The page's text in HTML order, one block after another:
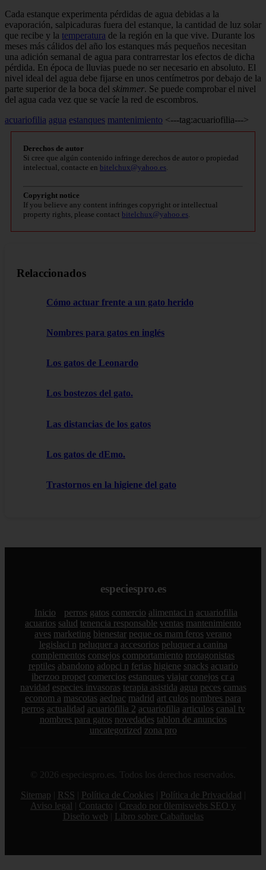
Cada estanque experimenta pérdidas de agua debidas a la
evaporación, salpi­caduras fuera del estanque, la cantidad de luz solar
que recibe y la temperatura de la región en la que vive. Durante los
meses más cálidos del año los estanques más pequeños necesitan
una adición semanal de agua para contrarrestar los efectos de dicha
pérdida. En época de lluvias puede no ser necesario en absolu­to. El
nivel ideal del agua debe fijarse en unos centímetros por debajo de la
parte superior de la boca del skimmer. Se pue­de comprobar el nivel
del agua cada vez que se vacíe la red de escombros.
acuariofilia agua estanques mantenimiento <---tag:acuariofilia--->
Derechos de autor
Si cree que algún contenido infringe derechos de autor o propiedad
intelectual, contacte en bitelchux@yahoo.es.
Copyright notice
If you believe any content infringes copyright or intellectual
property rights, please contact bitelchux@yahoo.es.
Relaccionados
Cómo actuar frente a un gato herido
Nombres para gatos en inglés
Los gatos de Leonardo
Los bostezos del gato.
Las distancias de los gatos
Los gatos de dEmo.
Trastornos en la higiene del gato
especiespro.es
Inicio perros gatos comercio alimentaci n acuariofilia
acuarios salud tenencia responsable ventas mantenimiento
aves marketing bienestar peque os mam feros verano
legislaci n peluquer a accesorios peluquer a canina
complementos consejos comportamiento protagonistas
reptiles abandono adopci n ferias higiene snacks acuario
iberzoo propet comercios estanques viajar conejos cr a
navidad especies invasoras terapia asistida agua peces camas
econom a mascotas aedpac madrid art culos nombres para
perros actualidad acuariofilia 2 acuariofilia articulos canal tv
nombres para gatos novedades tablon de anuncios
uncategorized zona pro
© 2026 especiespro.es. Todos los derechos reservados.
Sitemap
RSS Política de Cookies Política de Privacidad
Aviso legal
Contacto
Creado por 0lemiswebs SEO y
Diseño web
Libro sobre Cabañuelas